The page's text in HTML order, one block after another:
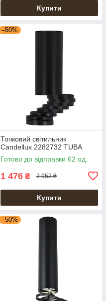
Купити
–50%
Точковий світильник
Candellux 2282732 TUBA
Готово до відправки 62 од.
1 476 ₴ 2 952 ₴
Купити
–50%